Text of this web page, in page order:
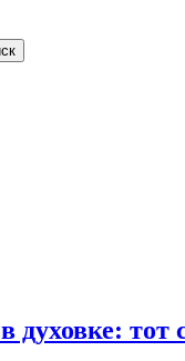
духовке: тот